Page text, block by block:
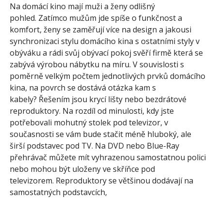
Na domácí kino mají muži a ženy odlišný
pohled. Zatímco mužům jde spíše o funkčnost a
komfort, ženy se zaměřují více na design a jakousi
synchronizaci stylu domácího kina s ostatními styly v
obýváku a rádi svůj obývací pokoj svěří firmě která se
zabývá výrobou nábytku na míru. V souvislosti s
poměrně velkým počtem jednotlivých prvků domácího
kina, na povrch se dostává otázka kam s
kabely? Řešením jsou krycí lišty nebo bezdrátové
reproduktory. Na rozdíl od minulosti, kdy jste
potřebovali mohutný stolek pod televizor, v
současnosti se vám bude stačit méně hluboký, ale
širší podstavec pod TV. Na DVD nebo Blue-Ray
přehrávač můžete mít vyhrazenou samostatnou polici
nebo mohou být uloženy ve skříňce pod
televizorem. Reproduktory se většinou dodávají na
samostatných podstavcích,